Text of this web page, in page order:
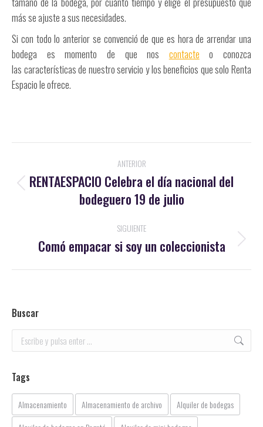
más se ajuste a sus necesidades.
Si con todo lo anterior se convenció de que es hora de arrendar una
bodega es momento de que nos contacte o conozca
las características de nuestro servicio y los beneficios que solo Renta
Espacio le ofrece.
entre
publicaciones
ANTERIOR
Publicación
anterior:
RENTAESPACIO Celebra el día nacional del
bodeguero 19 de julio
SIGUIENTE
Publicación
Comó empacar si soy un coleccionista
Buscar
Buscar:
Tags
Almacenamiento Almacenamiento de archivo
Alquiler de bodegas